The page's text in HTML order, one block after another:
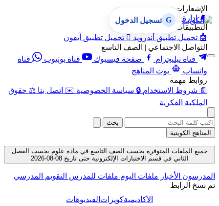
الإشعارات
🔔 إدارة الإشعارات
التطبيقات
🤖 تحميل تطبيق أندرويد  تحميل تطبيق آيفون
التواصل الاجتماعي | الصف التاسع
قناة تيليجرام
صفحة فيسبوك قناة يوتيوب
قناة
واتساب
بوت المناهج
روابط مهمة
📄 شروط الاستخدام 🔒 سياسة الخصوصية ✉️ اتصل بنا ⚖️ حقوق
الملكية الفكرية
G تسجيل الدخول
بحث
المناهج الكويتية
جميع الملفات المتوفرة بحسب الصف التاسع في مادة علوم بحسب الفصل
الثاني في قسم الاختبارات الإلكترونية حتى تاريخ 08-08-2026
المدرسون الأخبار ملفات اليوم ملفات للمدرس التقويم المدرسي
تم نسخ الرابط
الأكاديميةكويزاتالفيديوهات